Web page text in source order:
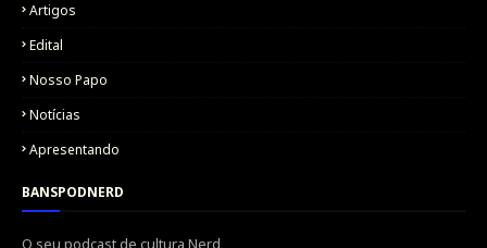
Artigos
Edital
Nosso Papo
Notícias
Apresentando
BANSPODNERD
O seu podcast de cultura Nerd